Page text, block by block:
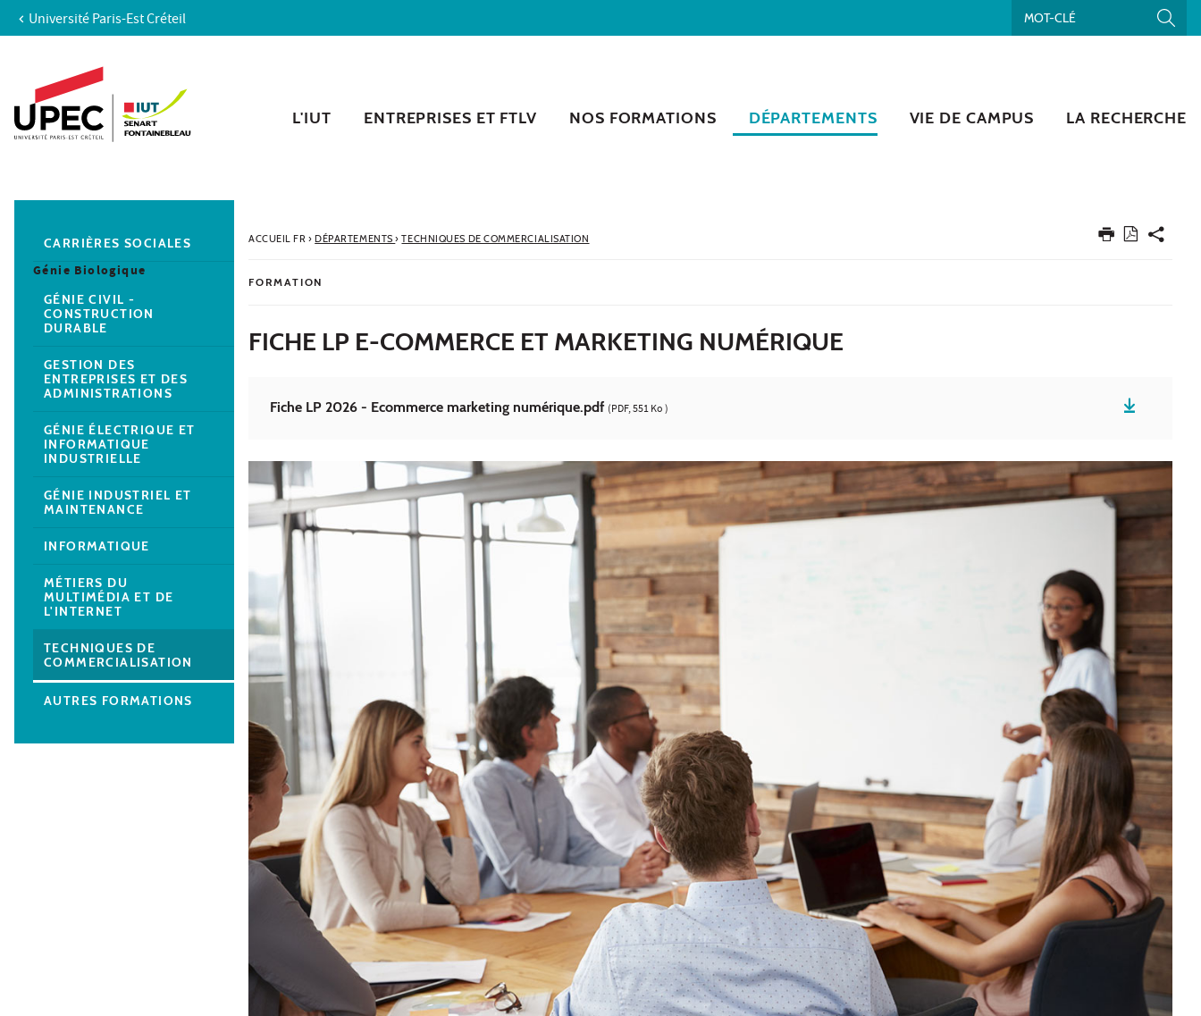
Aller au contenu
Accès directs
Recherche
Navigation secondaire
Université Paris-Est Créteil
L'IUT ENTREPRISES ET FTLV NOS FORMATIONS DÉPARTEMENTS VIE DE CAMPUS LA RECHERCHE
ACCUEIL FR› DÉPARTEMENTS› TECHNIQUES DE COMMERCIALISATION
FORMATION
FICHE LP E-COMMERCE ET MARKETING NUMÉRIQUE
Fiche LP 2026 - Ecommerce marketing numérique.pdf (PDF, 551 Ko )
CARRIÈRES SOCIALES
Génie Biologique
GÉNIE CIVIL -
CONSTRUCTION
DURABLE
GESTION DES
ENTREPRISES ET DES
ADMINISTRATIONS
GÉNIE ÉLECTRIQUE ET
INFORMATIQUE
INDUSTRIELLE
GÉNIE INDUSTRIEL ET
MAINTENANCE
INFORMATIQUE
MÉTIERS DU
MULTIMÉDIA ET DE
L'INTERNET
TECHNIQUES DE
COMMERCIALISATION
AUTRES FORMATIONS